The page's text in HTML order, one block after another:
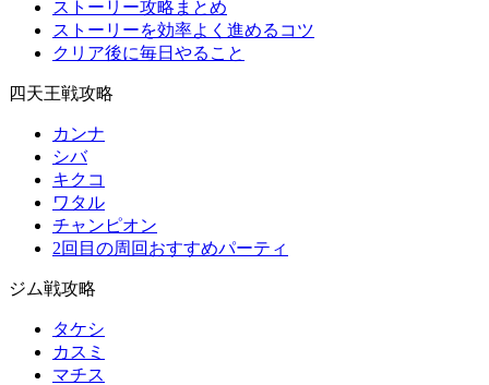
ストーリー攻略まとめ
ストーリーを効率よく進めるコツ
クリア後に毎日やること
四天王戦攻略
カンナ
シバ
キクコ
ワタル
チャンピオン
2回目の周回おすすめパーティ
ジム戦攻略
タケシ
カスミ
マチス